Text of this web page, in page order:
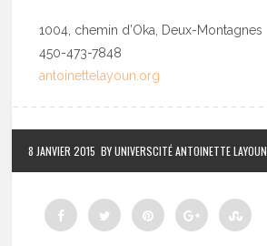
1004, chemin d’Oka, Deux-Montagnes
450-473-7848
antoinettelayoun.org
8 JANVIER 2015 BY UNIVERSCITÉ ANTOINETTE LAYOUN